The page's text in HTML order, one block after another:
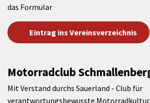
das Formular
Eintrag ins Vereinsverzeichnis
Motorradclub
Mit Verstand durchs Sauerland - Club für
verantwortungsbewusste